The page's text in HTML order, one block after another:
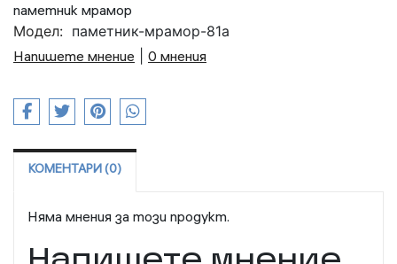
паметник мрамор
Модел: паметник-мрамор-81а
Напишете мнение
0 мнения
КОМЕНТАРИ (0)
Няма мнения за този продукт.